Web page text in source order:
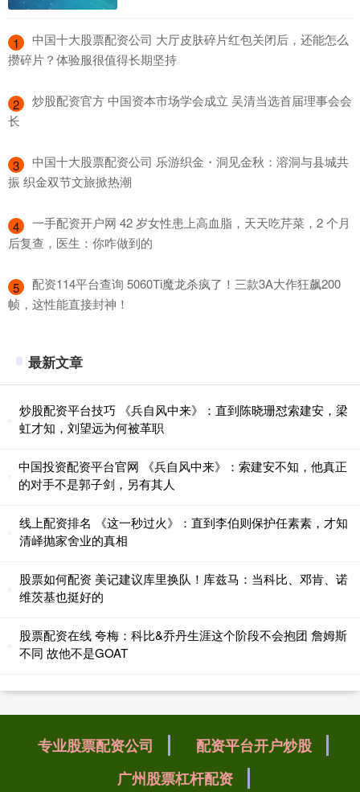
1
​中国十大股票配资公司 大厅皮肤碎片红包关闭后，还能怎么
攒碎片？体验服很值得长期坚持
2
​炒股配资官方 中国资本市场学会成立 吴清当选首届理事会会
长
3
​中国十大股票配资公司 乐游织金・洞见金秋：溶洞与县城共
振 织金双节文旅掀热潮
4
​一手配资开户网 42 岁女性患上高血脂，天天吃芹菜，2 个月
后复查，医生：你咋做到的
5
​配资114平台查询 5060Ti魔龙杀疯了！三款3A大作狂飙200
帧，这性能直接封神！
最新文章
炒股配资平台技巧 《兵自风中来》：直到陈晓珊怼索建安，梁
虹才知，刘望远为何被革职
中国投资配资平台官网 《兵自风中来》：索建安不知，他真正
的对手不是郭子剑，另有其人
线上配资排名 《这一秒过火》：直到李伯则保护任素素，才知
清峄抛家舍业的真相
股票如何配资 美记建议库里换队！库兹马：当科比、邓肯、诺
维茨基也挺好的
股票配资在线 夸梅：科比&乔丹生涯这个阶段不会抱团 詹姆斯
不同 故他不是GOAT
专业股票配资公司
配资平台开户炒股
广州股票杠杆配资